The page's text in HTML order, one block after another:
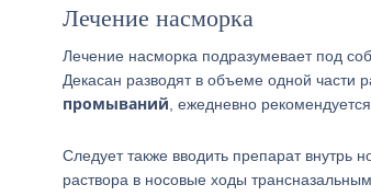
Лечение насморка
Лечение насморка подразумевает под
Декасан разводят в объеме одной части
промываний , ежедневно
Следует также вводить препарат внутрь
раствора в носовые ходы